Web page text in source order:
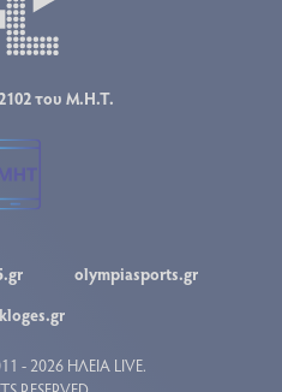
του Μ.Η.Τ.
olympiasports.gr
- 2026 ΗΛΕΙΑ LIVE.